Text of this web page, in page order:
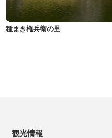
種まき権兵衛の里
観光情報